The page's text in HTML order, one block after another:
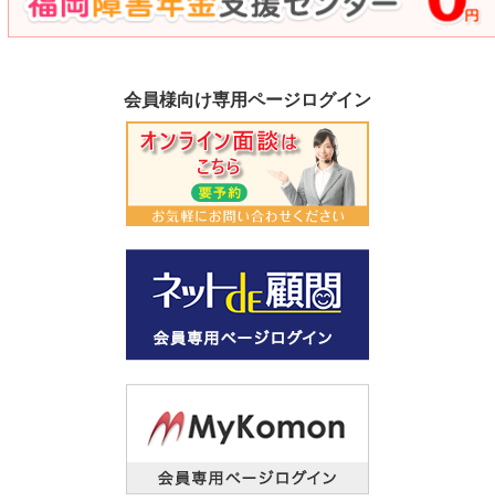
会員様向け専用ページログイン